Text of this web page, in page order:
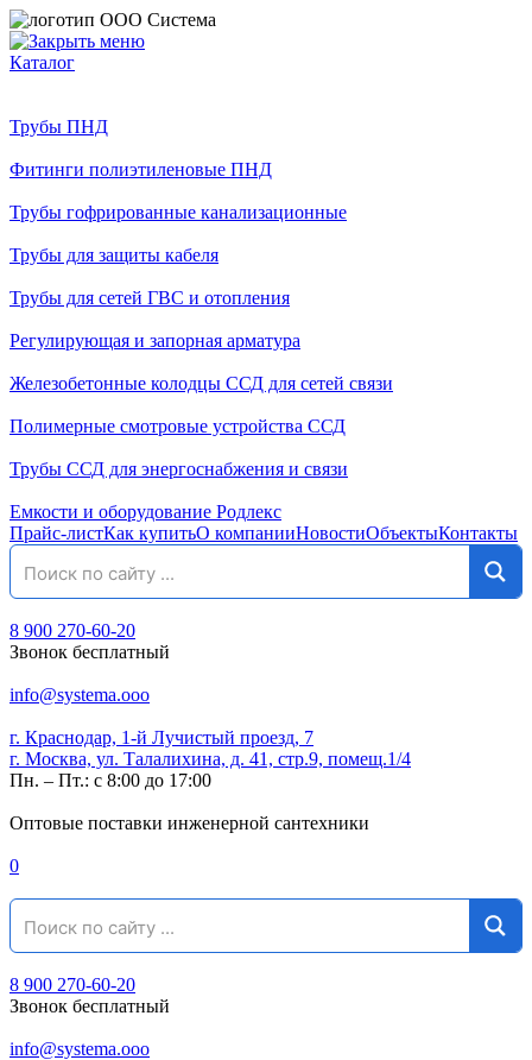
Каталог
Трубы ПНД
Фитинги полиэтиленовые ПНД
Трубы гофрированные канализационные
Трубы для защиты кабеля
Трубы для сетей ГВС и отопления
Регулирующая и запорная арматура
Железобетонные колодцы ССД для сетей связи
Полимерные смотровые устройства ССД
Трубы ССД для энергоснабжения и связи
Емкости и оборудование Родлекс
Прайс-листКак купитьО компанииНовостиОбъектыКонтакты
8 900 270-60-20
Звонок бесплатный
info@systema.ooo
г. Краснодар, 1-й Лучистый проезд, 7
г. Москва, ул. Талалихина, д. 41, стр.9, помещ.1/4
Пн. – Пт.: с 8:00 до 17:00
Оптовые поставки инженерной сантехники
0
8 900 270-60-20
Звонок бесплатный
info@systema.ooo